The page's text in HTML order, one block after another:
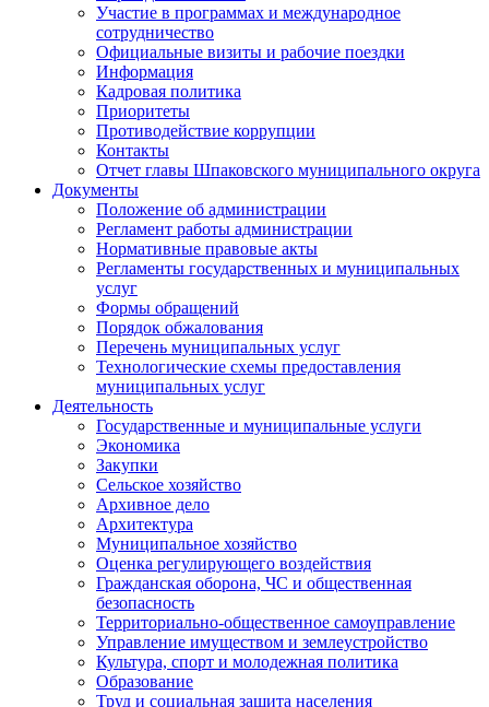
Участие в программах и международное
сотрудничество
Официальные визиты и рабочие поездки
Информация
Кадровая политика
Приоритеты
Противодействие коррупции
Контакты
Отчет главы Шпаковского муниципального округа
Документы
Положение об администрации
Регламент работы администрации
Нормативные правовые акты
Регламенты государственных и муниципальных
услуг
Формы обращений
Порядок обжалования
Перечень муниципальных услуг
Технологические схемы предоставления
муниципальных услуг
Деятельность
Государственные и муниципальные услуги
Экономика
Закупки
Сельское хозяйство
Архивное дело
Архитектура
Муниципальное хозяйство
Оценка регулирующего воздействия
Гражданская оборона, ЧС и общественная
безопасность
Территориально-общественное самоуправление
Управление имуществом и землеустройство
Культура, спорт и молодежная политика
Образование
Труд и социальная защита населения